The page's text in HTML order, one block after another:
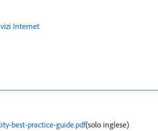
Internet
best-practice-guide.pdf(solo inglese)